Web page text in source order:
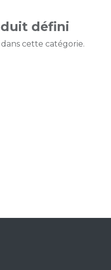
défini
cette catégorie.